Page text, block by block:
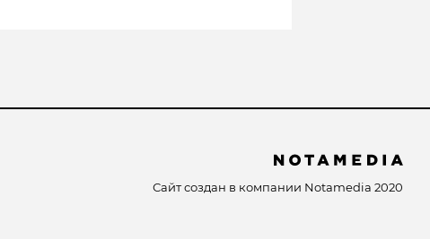
Сайт создан в компании Notamedia 2020